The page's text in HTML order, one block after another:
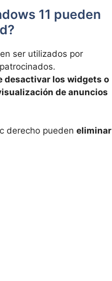
‍11 pueden⁢
ser utilizados por
desactivar los ⁤widgets o
de⁤ anuncios
derecho pueden eliminar